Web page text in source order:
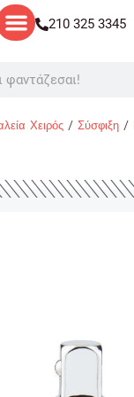
210 325 3345
Χειρός / Σύσφιξη /